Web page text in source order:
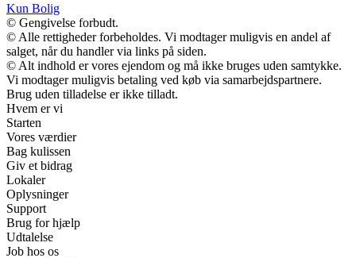
Kun Bolig
© Gengivelse forbudt.
© Alle rettigheder forbeholdes. Vi modtager muligvis en andel af
salget, når du handler via links på siden.
© Alt indhold er vores ejendom og må ikke bruges uden samtykke.
Vi modtager muligvis betaling ved køb via samarbejdspartnere.
Brug uden tilladelse er ikke tilladt.
Hvem er vi
Starten
Vores værdier
Bag kulissen
Giv et bidrag
Lokaler
Oplysninger
Support
Brug for hjælp
Udtalelse
Job hos os